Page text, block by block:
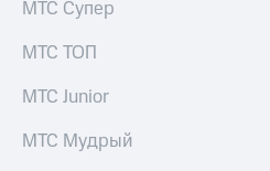
МТС Супер
МТС ТОП
МТС Junior
МТС Мудрый